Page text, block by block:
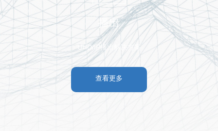
播出
UHD/IP播出解决方案
查看更多